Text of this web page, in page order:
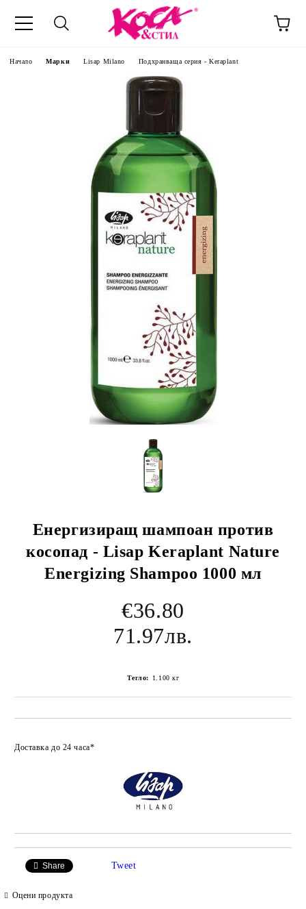
Начало Марки Lisap Milano Подхранваща серия - Keraplant
Енергизиращ шампоан против
косопад - Lisap Keraplant Nature
Energizing Shampoo 1000 мл
€36.80
71.97лв.
Тегло: 1.100 кг
Доставка до 24 часа*
Share Tweet
Оцени продукта